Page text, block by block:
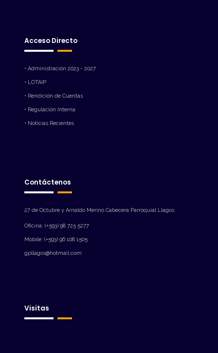
Acceso Directo
• Administración 2023 - 2027
• LOTAIP
• Rendición de Cuentas
• Regulación Interna
• Noticias Recientes
Contáctenos
27 de Octubre y Arnaldo Merino Cabecera Parroquial Llagos.
Oficina: (+593) 98 725 5277
Mobile: (+593) 96 108 1505
gpllagos@hotmail.com
Visitas